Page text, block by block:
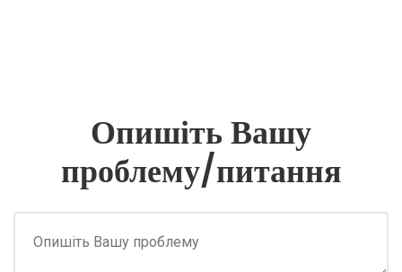
Опишіть Вашу
проблему/питання